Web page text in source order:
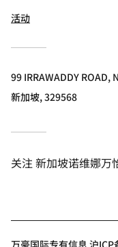
活动
99 IRRAWADDY ROAD,
新加坡, 329568
关注 新加坡诺维娜万
万豪国际专有信息 沪